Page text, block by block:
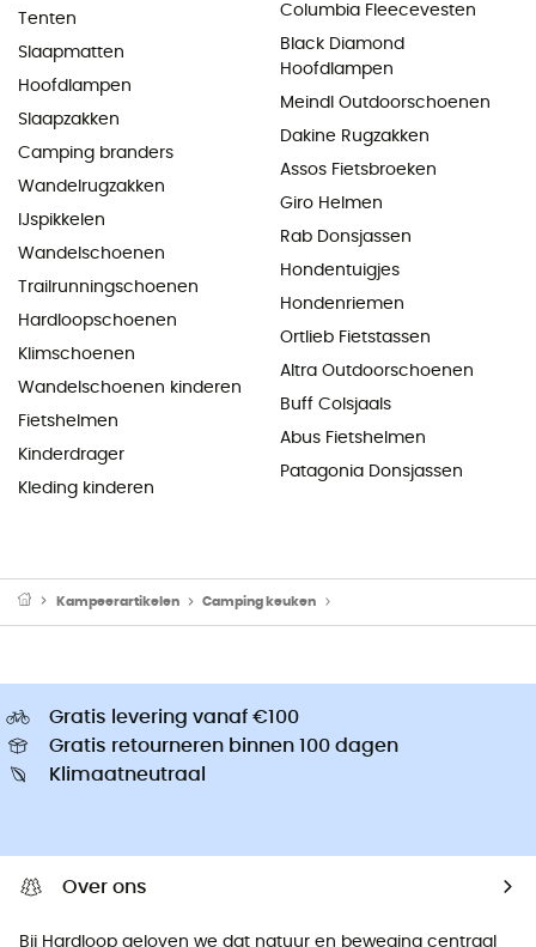
Tenten
Slaapmatten
Hoofdlampen
Slaapzakken
Camping branders
Wandelrugzakken
IJspikkelen
Wandelschoenen
Trailrunningschoenen
Hardloopschoenen
Klimschoenen
Wandelschoenen kinderen
Fietshelmen
Kinderdrager
Kleding kinderen
Columbia Fleecevesten
Black Diamond
Hoofdlampen
Meindl Outdoorschoenen
Dakine Rugzakken
Assos Fietsbroeken
Giro Helmen
Rab Donsjassen
Hondentuigjes
Hondenriemen
Ortlieb Fietstassen
Altra Outdoorschoenen
Buff Colsjaals
Abus Fietshelmen
Patagonia Donsjassen
Kampeerartikelen Camping keuken
Gratis levering vanaf €100
Gratis retourneren binnen 100 dagen
Klimaatneutraal
Over ons
Bij Hardloop geloven we dat natuur en beweging centraal